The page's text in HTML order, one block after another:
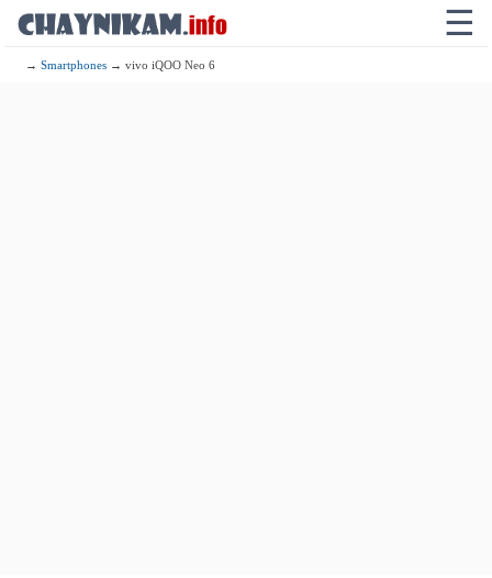
☰
→Smartphones → vivo iQOO Neo 6